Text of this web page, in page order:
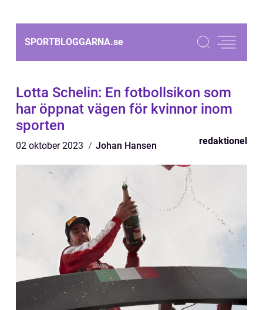
SPORTBLOGGARNA.se
Lotta Schelin: En fotbollsikon som
har öppnat vägen för kvinnor inom
sporten
02 oktober 2023 Johan Hansen redaktionel